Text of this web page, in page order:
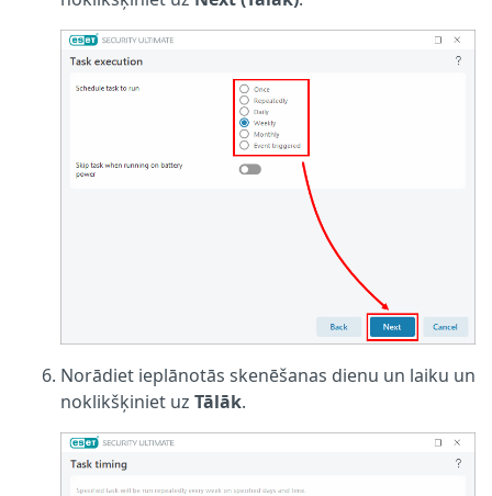
Norādiet ieplānotās skenēšanas dienu un laiku un
noklikšķiniet uz Tālāk.